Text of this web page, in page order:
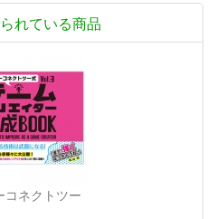
れている商品
コネクトツー